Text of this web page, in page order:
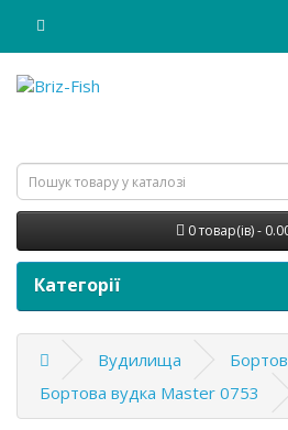
0 товар(ів) -
Категорії
Вудилища
Бортова вудка Master 0753